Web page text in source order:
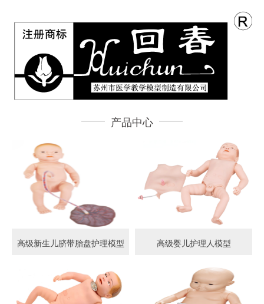
产品中心
高级新生儿脐带胎盘护理模型 高级婴儿护理人模型